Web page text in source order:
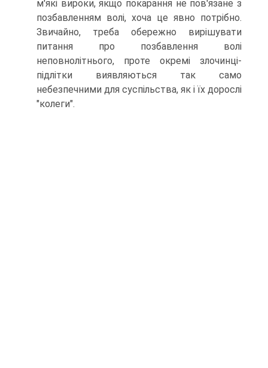
м'які вироки, якщо покарання не пов'язане з
позбавленням волі, хоча це явно потрібно.
Звичайно, треба обережно вирішувати
питання про позбавлення волі
неповнолітнього, проте окремі злочинці-
підлітки виявляються так само
небезпечними для суспільства, як і їх дорослі
"колеги".